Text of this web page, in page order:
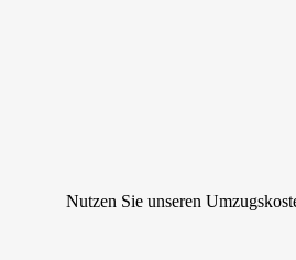
Nutzen Sie unseren